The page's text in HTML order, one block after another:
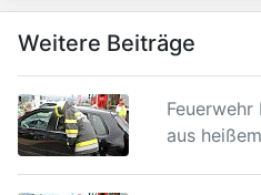
Weitere Beiträge
aus